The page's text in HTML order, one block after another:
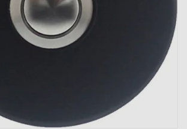
we geloven dat een
met onze klanten het